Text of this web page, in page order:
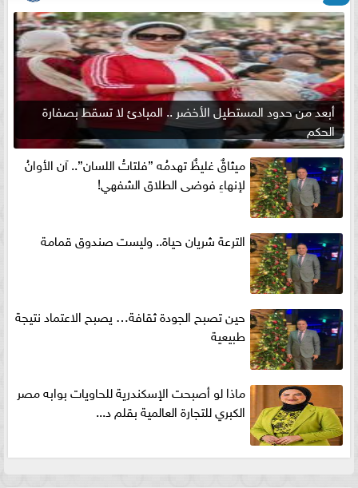
أبعد من حدود المستطيل الأخضر .. المبادئ لا تسقط بصفارة
الحكم
ميثاقٌ غليظٌ تهدمُه ”فلتاتُ اللسان”.. آن الأوانُ
لإنهاءِ فوضى الطلاق الشفهي!
الترعة شريان حياة.. وليست صندوق قمامة
حين تصبح الجودة ثقافة… يصبح الاعتماد نتيجة
طبيعية
ماذا لو أصبحت الإسكندرية للحاويات بوابه مصر
الكبري للتجارة العالمية بقلم د...